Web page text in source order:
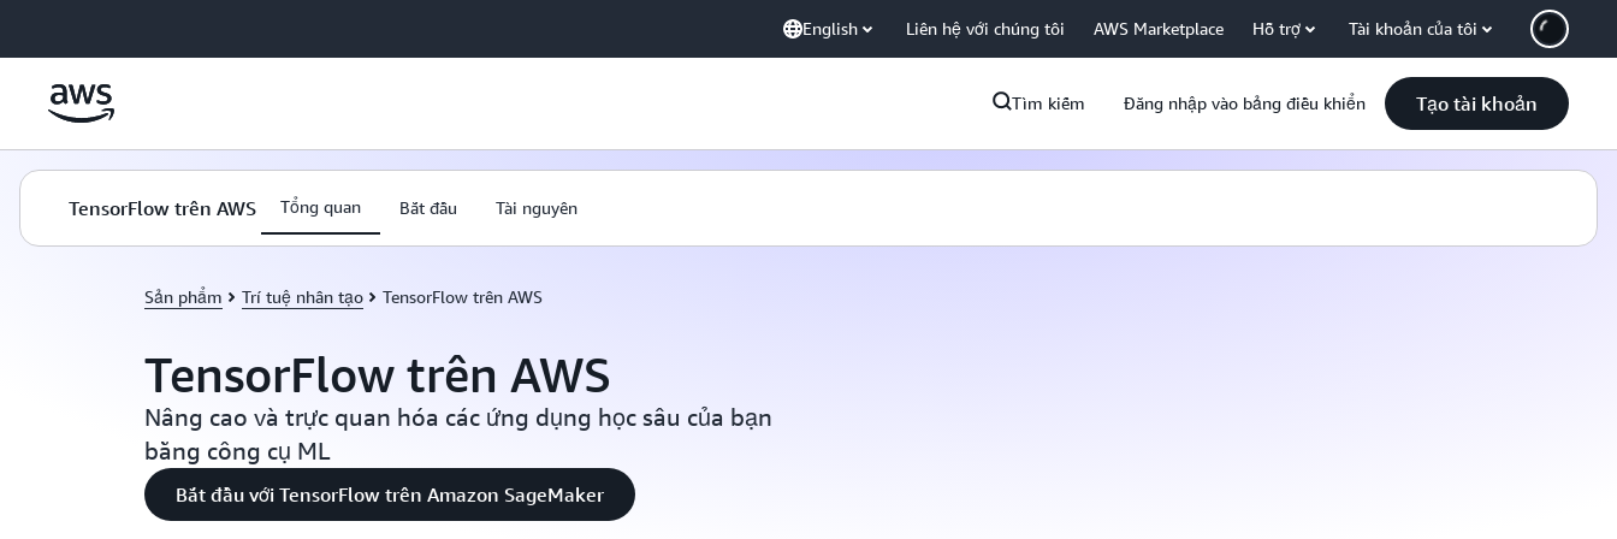
English Liên hệ với chúng tôi AWS Marketplace Hỗ trợ Tài khoản của tôi
Tìm kiếm Đăng nhập vào bảng điều khiển Tạo tài khoản
TensorFlow trên AWS Tổng quan Bắt đầu Tài nguyên
Sản phẩm Trí tuệ nhân tạo TensorFlow trên AWS
TensorFlow trên AWS
Nâng cao và trực quan hóa các ứng dụng học sâu của bạn
bằng công cụ ML
Bắt đầu với TensorFlow trên Amazon SageMaker